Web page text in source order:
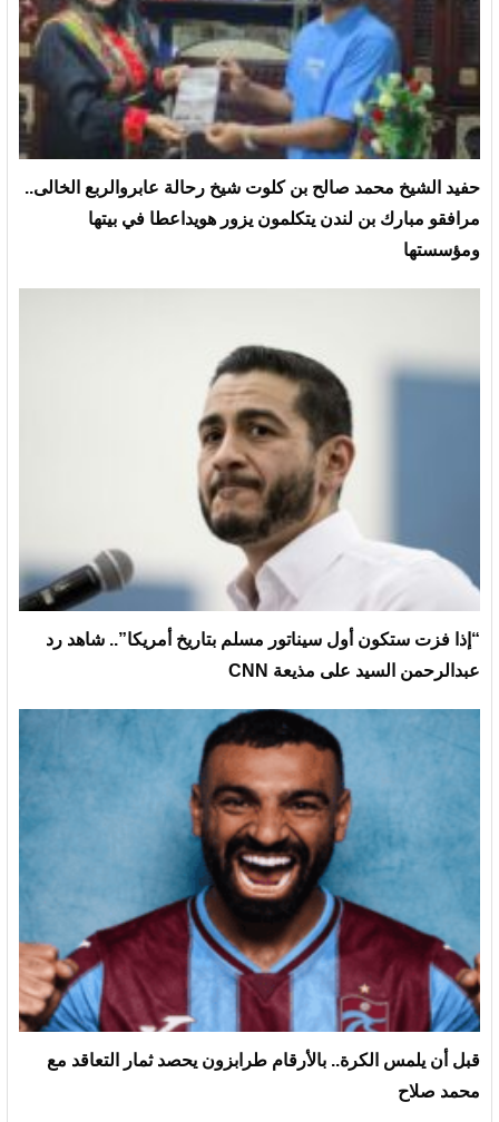
حفيد الشيخ محمد صالح بن كلوت شيخ رحالة عابروالربع الخالى..
مرافقو مبارك بن لندن يتكلمون يزور هويداعطا في بيتها
ومؤسستها
“إذا فزت ستكون أول سيناتور مسلم بتاريخ أمريكا”.. شاهد رد
عبدالرحمن السيد على مذيعة CNN
قبل أن يلمس الكرة.. بالأرقام طرابزون يحصد ثمار التعاقد مع
محمد صلاح